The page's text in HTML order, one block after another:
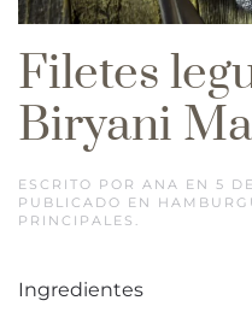
Filetes
Biryani
ESCRITO POR ANA EN 5
PUBLICADO EN
PRINCIPALES .
Ingredientes